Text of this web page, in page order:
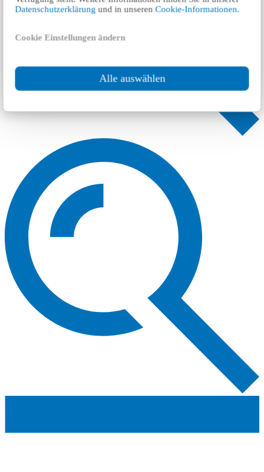
Datenschutzerklärung und in unserenCookie-Informationen.
Cookie Einstellungen ändern
Alle auswählen